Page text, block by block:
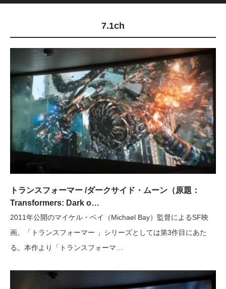
7.1ch
トランスフォーマー /ダークサイド・ムーン（原題：
Transformers: Dark o…
2011年公開のマイケル・ベイ（Michael Bay）監督によるSF映
画。「トランスフォーマー 」シリーズとしては第3作目にあた
る。本作より「トランスフォーマ…